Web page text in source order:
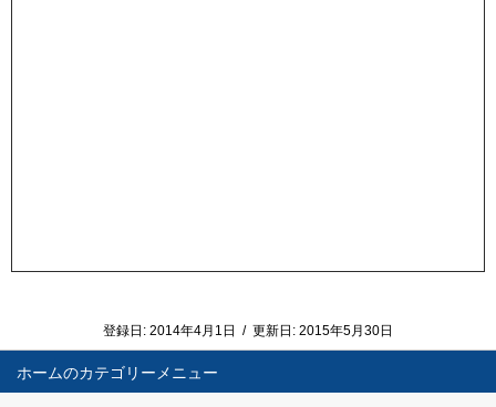
ホーム
登録日: 2014年4月1日 / 更新日: 2015年5月30日